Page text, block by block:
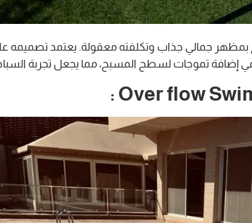
بمظهر جمالي جذاب وتكلفته معقولة. يعتمد تصميمه
إضافة تموجات لسطح المسبح، مما يجعل تجربة
Over flow